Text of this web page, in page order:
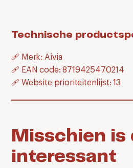
Technische
🩹 Merk: Aivia
🩹 EAN code: 8719425470214
🩹 Website prioriteitenlijst: 13
Misschien
interessant